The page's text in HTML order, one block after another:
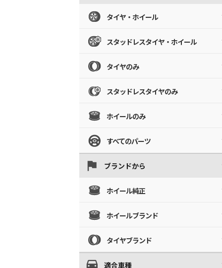
タイヤ・ホイール
スタッドレスタイヤ・ホイール
タイヤのみ
スタッドレスタイヤのみ
ホイールのみ
すべてのパーツ
ブランドから
ホイール純正
ホイールブランド
タイヤブランド
適合車種